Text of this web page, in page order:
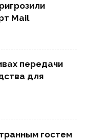
Mail
передачи
для
гостем